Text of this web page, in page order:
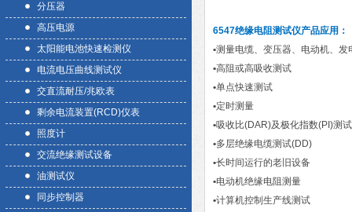
分压器
高压电源
太阳能电池快速检测仪
电流电压曲线测试仪
交直流耐压/兆欧表
剩余电流装置(RCD)仪表
照度计
交流绝缘测试设备
油测试仪
同步控制器
6547绝缘电阻测试仪产品应用 ：
•测量电缆、变压器、电动机、
•高阻或高吸收测试
•单点快速测试
•定时测量
•吸收比(DAR)及极化指数(PI)测试
•多层绝缘电缆测试(DD)
•长时间运行的老旧设备
•电动机绝缘电阻测量
•计算机控制生产线测试